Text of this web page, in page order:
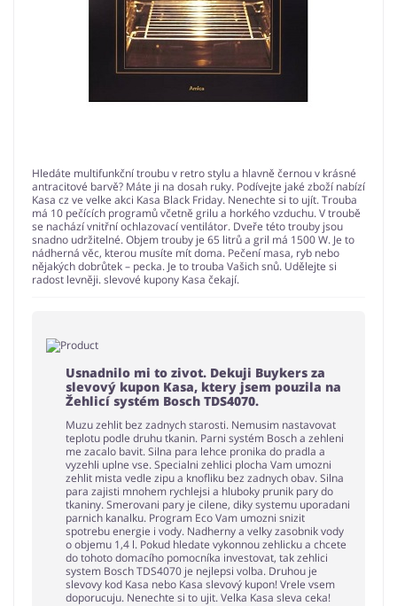
Hledáte multifunkční troubu v retro stylu a hlavně černou v krásné
antracitové barvě? Máte ji na dosah ruky. Podívejte jaké zboží nabízí
Kasa cz ve velke akci Kasa Black Friday. Nenechte si to ujít. Trouba
má 10 pečících programů včetně grilu a horkého vzduchu. V troubě
se nachází vnitřní ochlazovací ventilátor. Dveře této trouby jsou
snadno udržitelné. Objem trouby je 65 litrů a gril má 1500 W. Je to
nádherná věc, kterou musíte mít doma. Pečení masa, ryb nebo
nějakých dobrůtek – pecka. Je to trouba Vašich snů. Udělejte si
radost levněji. slevové kupony Kasa čekají.
Usnadnilo mi to zivot. Dekuji Buykers za
slevový kupon Kasa, ktery jsem pouzila na
Žehlicí systém Bosch TDS4070.
Muzu zehlit bez zadnych starosti. Nemusim nastavovat
teplotu podle druhu tkanin. Parni systém Bosch a zehleni
me zacalo bavit. Silna para lehce pronika do pradla a
vyzehli uplne vse. Specialni zehlici plocha Vam umozni
zehlit mista vedle zipu a knofliku bez zadnych obav. Silna
para zajisti mnohem rychlejsi a hluboky prunik pary do
tkaniny. Smerovani pary je cilene, diky systemu uporadani
parnich kanalku. Program Eco Vam umozni snizit
spotrebu energie i vody. Nadherny a velky zasobnik vody
o objemu 1,4 l. Pokud hledate vykonnou zehlicku a chcete
do tohoto domacího pomocníka investovat, tak zehlici
system Bosch TDS4070 je nejlepsi volba. Druhou je
slevovy kod Kasa nebo Kasa slevový kupon! Vrele vsem
doporucuju. Nenechte si to ujit. Velka Kasa sleva ceka!